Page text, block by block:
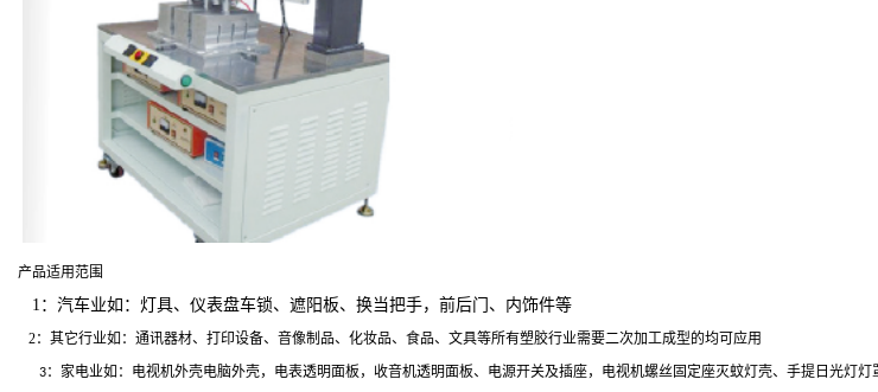
产品适用范围
1：汽车业如：灯具、仪表盘车锁、遮阳板、换当把手，前后门、内饰件等
2：其它行业如：通讯器材、打印设备、音像制品、化妆品、食品、文具等所有塑胶行业需要二次加工成型的均可应用
3： 家电业如：电视机外壳电脑外壳，电表透明面板，收音机透明面板、电源开关及插座，电视机螺丝固定座灭蚊灯壳、手提日光